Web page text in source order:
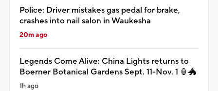
Police: Driver mistakes gas pedal for brake,
crashes into nail salon in Waukesha
20m ago
Legends Come Alive: China Lights returns to
Boerner Botanical Gardens Sept. 11-Nov. 1 🏮🐲
1h ago